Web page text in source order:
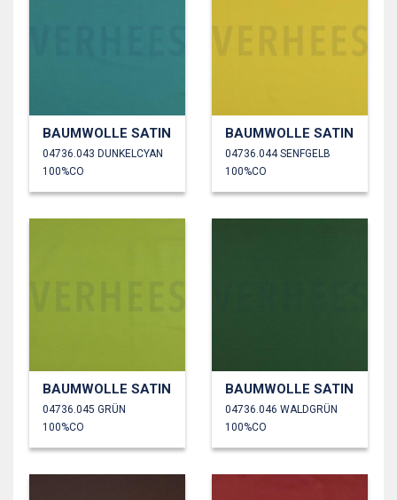
BAUMWOLLE SATIN
04736.043 DUNKELCYAN
100%CO
BAUMWOLLE SATIN
04736.044 SENFGELB
100%CO
BAUMWOLLE SATIN
04736.045 GRÜN
100%CO
BAUMWOLLE SATIN
04736.046 WALDGRÜN
100%CO